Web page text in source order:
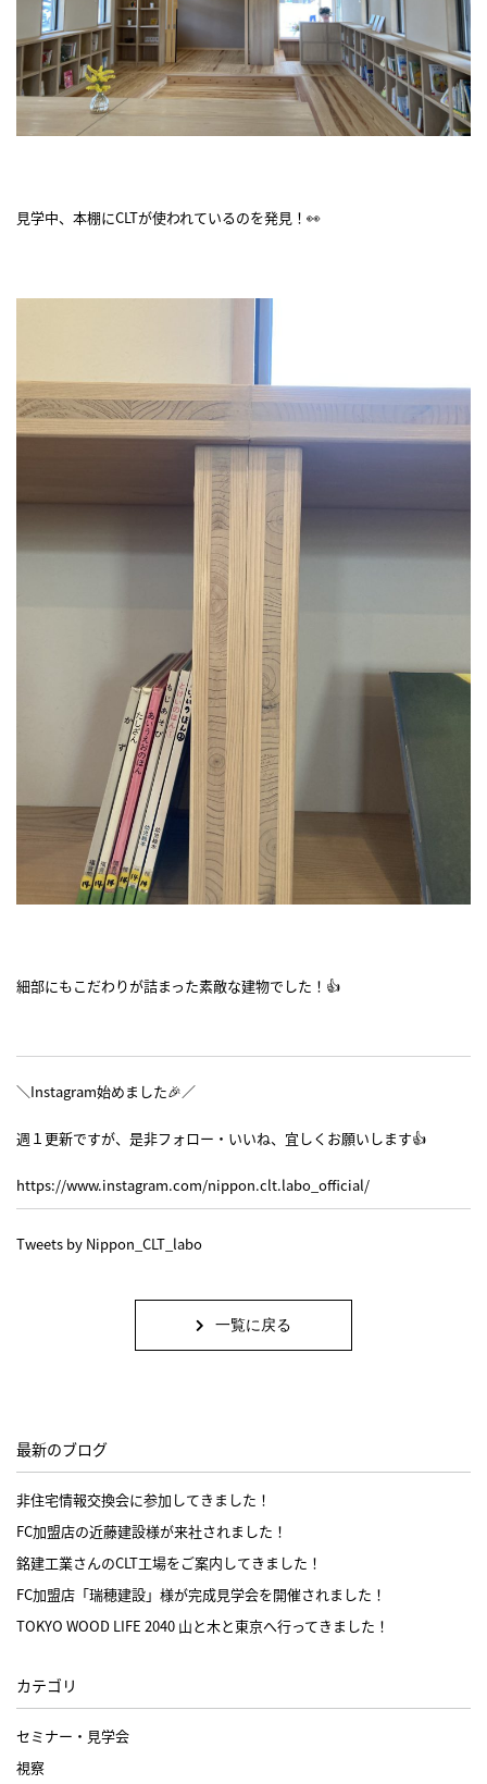
見学中、本棚にCLTが使われているのを発見！👀
細部にもこだわりが詰まった素敵な建物でした！👍
＼Instagram始めました🎉／
週１更新ですが、是非フォロー・いいね、宜しくお願いします👍
https://www.instagram.com/nippon.clt.labo_official/
Tweets by Nippon_CLT_labo
一覧に戻る
最新のブログ
非住宅情報交換会に参加してきました！
FC加盟店の近藤建設様が来社されました！
銘建工業さんのCLT工場をご案内してきました！
FC加盟店「瑞穂建設」様が完成見学会を開催されました！
TOKYO WOOD LIFE 2040 山と木と東京へ行ってきました！
カテゴリ
セミナー・見学会
視察